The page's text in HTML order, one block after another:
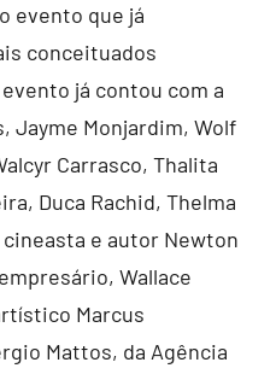
evento que já
conceituados
já contou com a
Jayme Monjardim, Wolf
Carrasco, Thalita
Duca Rachid, Thelma
e autor Newton
Wallace
Marcus
Mattos, da Agência